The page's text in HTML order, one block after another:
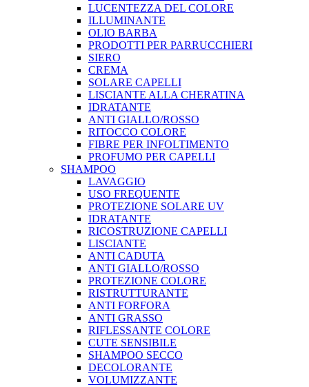
LUCENTEZZA DEL COLORE
ILLUMINANTE
OLIO BARBA
PRODOTTI PER PARRUCCHIERI
SIERO
CREMA
SOLARE CAPELLI
LISCIANTE ALLA CHERATINA
IDRATANTE
ANTI GIALLO/ROSSO
RITOCCO COLORE
FIBRE PER INFOLTIMENTO
PROFUMO PER CAPELLI
SHAMPOO
LAVAGGIO
USO FREQUENTE
PROTEZIONE SOLARE UV
IDRATANTE
RICOSTRUZIONE CAPELLI
LISCIANTE
ANTI CADUTA
ANTI GIALLO/ROSSO
PROTEZIONE COLORE
RISTRUTTURANTE
ANTI FORFORA
ANTI GRASSO
RIFLESSANTE COLORE
CUTE SENSIBILE
SHAMPOO SECCO
DECOLORANTE
VOLUMIZZANTE